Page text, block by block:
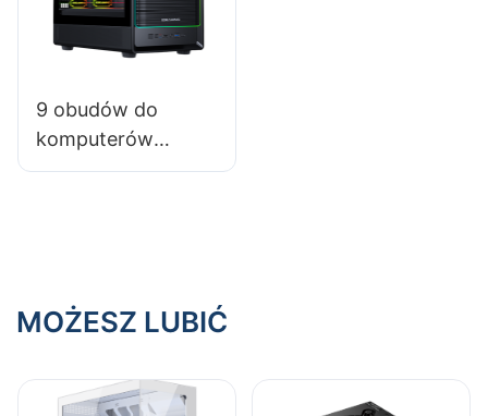
9 obudów do
komputerów
gamingowych o
MOŻESZ LUBIĆ